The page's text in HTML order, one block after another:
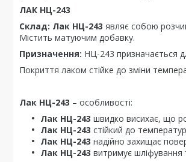
ЛАК НЦ-243
Склад: Лак НЦ-243 являє собою
Містить матуючим добавку.
Призначення: НЦ-243 призначається
Покриття лаком стійке до зміни
Лак НЦ-243 – особливості:
Лак НЦ-243 швидко висихає, що
Лак НЦ-243 стійкий до
Лак НЦ-243 надійно захищає
Лак НЦ-243 витримує шліфування